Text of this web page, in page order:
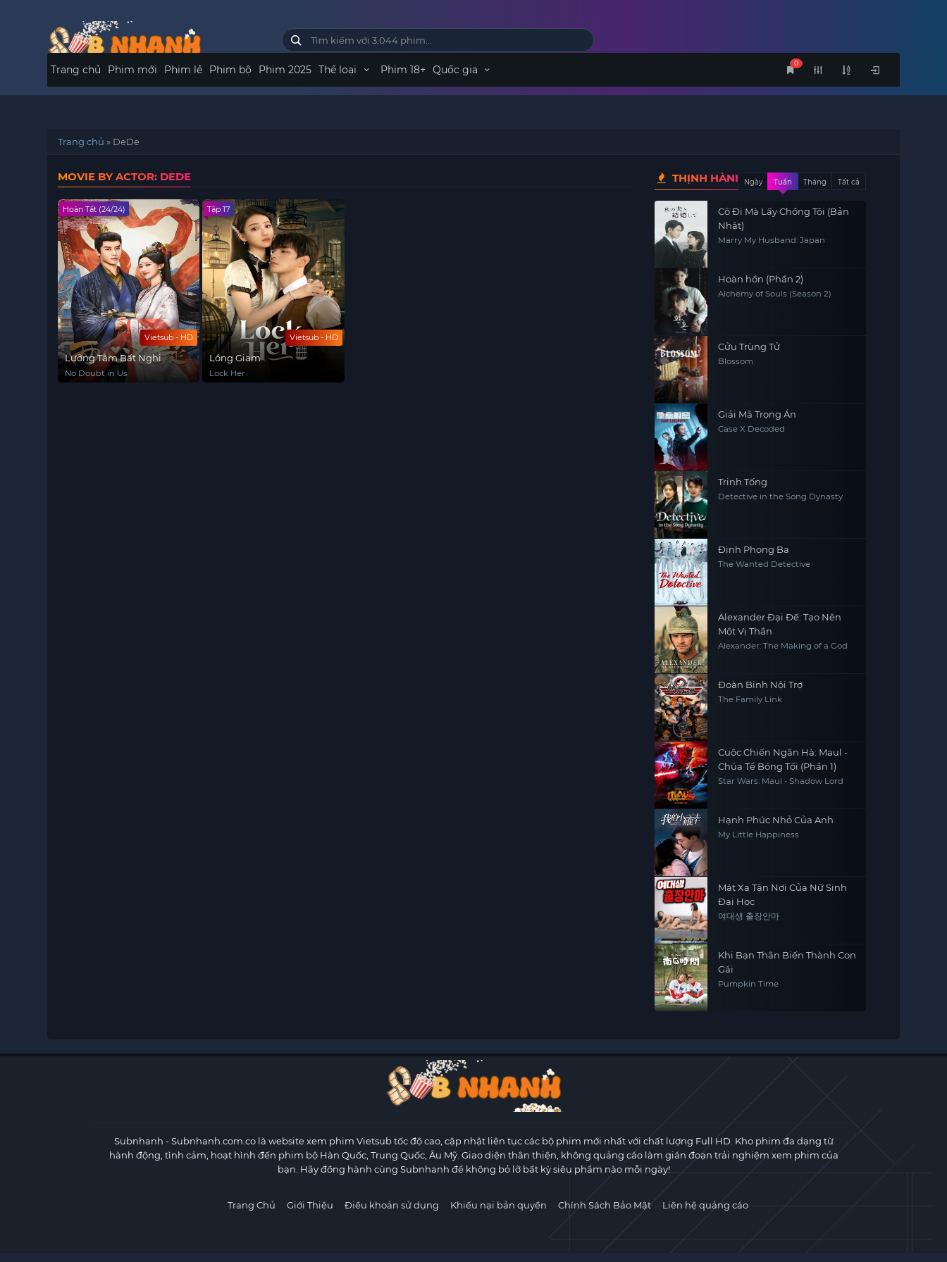
0
Trang chủ Phim mới Phim lẻ Phim bộ Phim 2025 Thể loại Phim 18+ Quốc gia
Trang chủ » DeDe
MOVIE BY ACTOR: DEDE
Vietsub - HD
Hoàn Tất (24/24)
Lưỡng Tâm Bất Nghi
No Doubt in Us
Vietsub - HD
Tập 17
Lồng Giam
Lock Her
THỊNH HÀNHNgày Tuần Tháng Tất cả
Cô Đi Mà Lấy Chồng Tôi (Bản
Nhật)
Marry My Husband: Japan
Hoàn hồn (Phần 2)
Alchemy of Souls (Season 2)
Cửu Trùng Tử
Blossom
Giải Mã Trọng Án
Case X Decoded
Trinh Tống
Detective in the Song Dynasty
Định Phong Ba
The Wanted Detective
Alexander Đại Đế: Tạo Nên
Một Vị Thần
Alexander: The Making of a God
Đoàn Binh Nội Trợ
The Family Link
Cuộc Chiến Ngân Hà: Maul -
Chúa Tể Bóng Tối (Phần 1)
Star Wars: Maul - Shadow Lord
Hạnh Phúc Nhỏ Của Anh
My Little Happiness
Mát Xa Tận Nơi Của Nữ Sinh
Đại Học
여대생 출장안마
Khi Bạn Thân Biến Thành Con
Gái
Pumpkin Time
Subnhanh - Subnhanh.com.co là website xem phim Vietsub tốc độ cao, cập nhật liên tục các bộ phim mới nhất với chất lượng Full HD. Kho phim đa dạng từ
hành động, tình cảm, hoạt hình đến phim bộ Hàn Quốc, Trung Quốc, Âu Mỹ. Giao diện thân thiện, không quảng cáo làm gián đoạn trải nghiệm xem phim của
bạn. Hãy đồng hành cùng Subnhanh để không bỏ lỡ bất kỳ siêu phẩm nào mỗi ngày!
Trang Chủ Giới Thiệu Điều khoản sử dụng Khiếu nại bản quyền Chính Sách Bảo Mật Liên hệ quảng cáo